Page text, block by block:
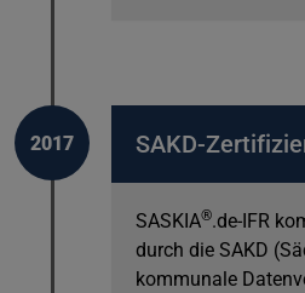
SAKD-
SASKIA®.de-IFR
durch die SAKD
kommunale
2017